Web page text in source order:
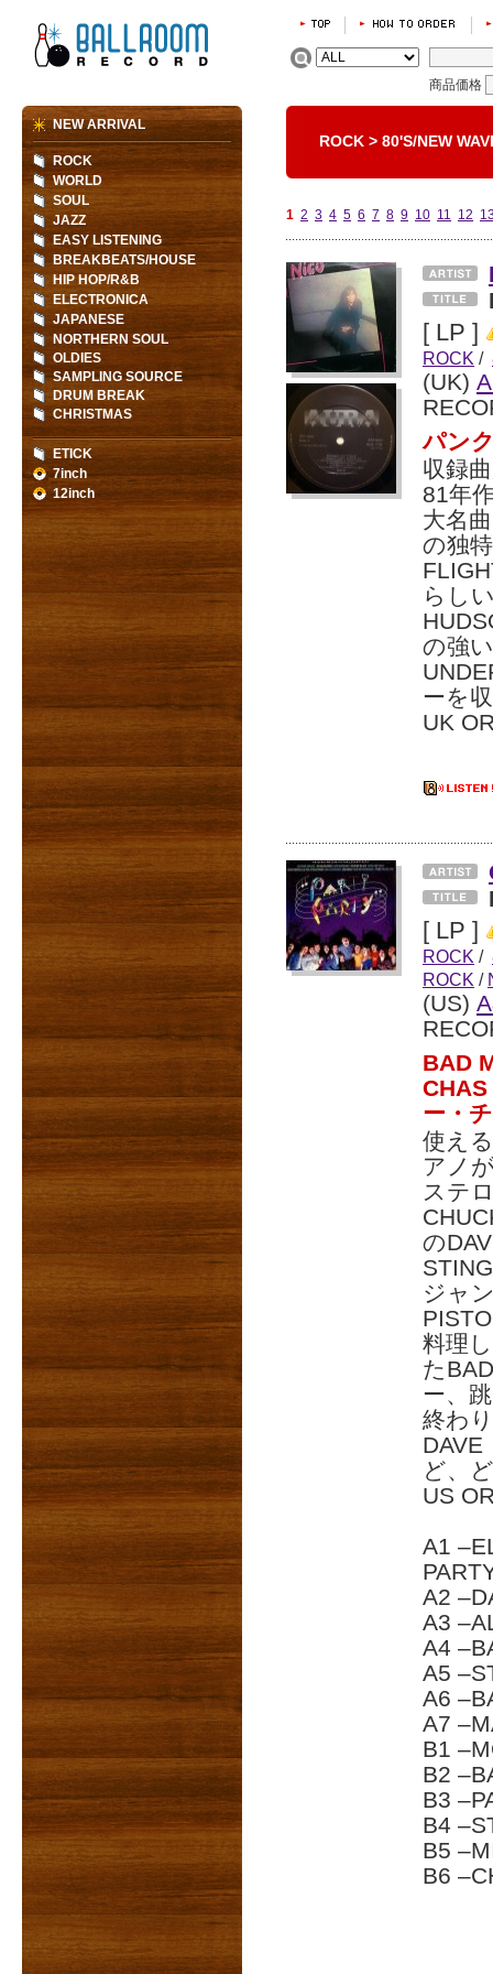
商品価格
ROCK > 80'S/NEW
1 2 3 4 5 6 7 8 9 10 11 12
[ LP ]
ROCK /
(UK)
パン
収録
81年
大名
の独
らし
の強
ーを
UK
[ LP ]
ROCK /
ROCK /
(US)
BAD
ー・
使え
アノ
ステ
の
ジャ
料理
た
ー、
終わ
DAVE
ど、
US
A1
A2
A3
A4
A5
A6
A7
B1
B2
B3
B4
B5
B6
NEW ARRIVAL
ROCK
WORLD
SOUL
JAZZ
EASY LISTENING
BREAKBEATS/HOUSE
HIP HOP/R&B
ELECTRONICA
JAPANESE
NORTHERN SOUL
OLDIES
SAMPLING SOURCE
DRUM BREAK
CHRISTMAS
ETICK
7inch
12inch